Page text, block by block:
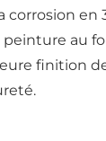
en
peinture au
finition